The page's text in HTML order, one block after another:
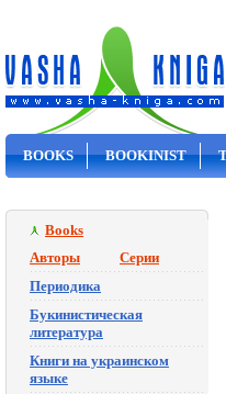
BOOKS BOOKINIST
Books
Авторы
Серии
Периодика
Букинистическая
литература
Книги на украинском
языке